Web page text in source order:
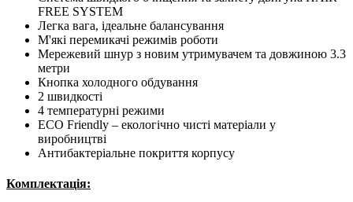
FREE SYSTEM
Легка вага, ідеальне балансування
М'які перемикачі режимів роботи
Мережевий шнур з новим утримувачем та довжиною 3.3
метри
Кнопка холодного обдування
2 швидкості
4 температурні режими
ECO Friendly – екологічно чисті матеріали у
виробництві
Антибактеріальне покриття корпусу
Комплектація: